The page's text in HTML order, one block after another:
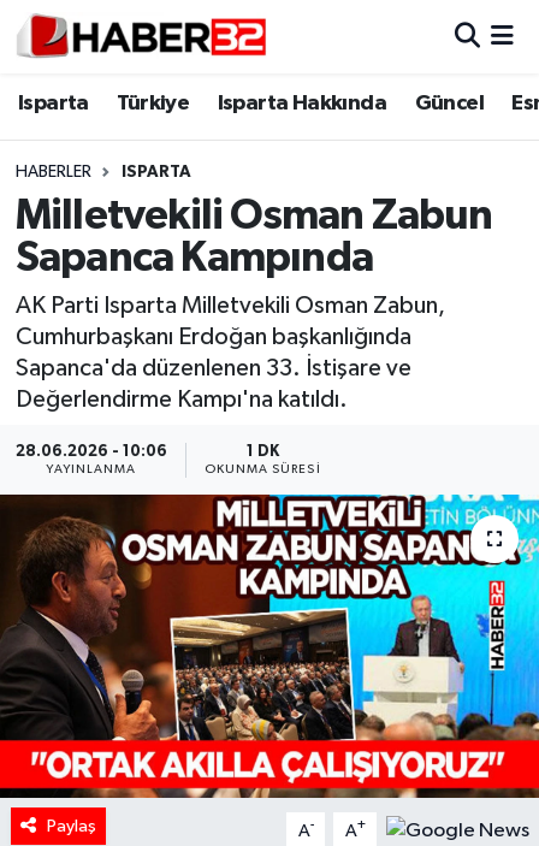
Isparta Türkiye Isparta Hakkında Güncel
HABERLER ISPARTA
Milletvekili Osman Zabun
Sapanca Kampında
AK Parti Isparta Milletvekili Osman Zabun,
Cumhurbaşkanı Erdoğan başkanlığında
Sapanca'da düzenlenen 33. İstişare ve
Değerlendirme Kampı'na katıldı.
28.06.2026 - 10:06
YAYINLANMA
1 DK
OKUNMA SÜRESI
Paylaş A- A+
Isparta
Esnaf Diyor ki;
ASAYİŞ
BİLİM VE TEKNOLOJİ
EĞİTİM
GENEL
Güncel
HABERDE İNSAN
İlginç
KÜLTÜR SANAT
MAGAZİN
Oyun
Isparta Nöbetçi Eczaneler
Isparta Trafik Yoğunluk Haritası
Süper Lig Puan Durumu ve Fikstür
Tüm Manşetler
Son Dakika Haberleri
Haber Arşivi